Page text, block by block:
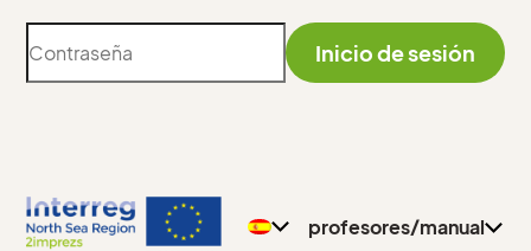
Inicio de sesión
profesores/manual